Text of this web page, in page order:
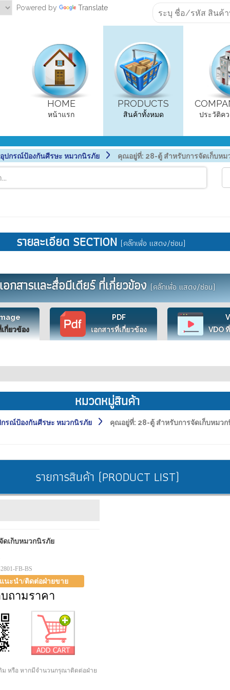
Powered by Translate
HOME
หน้าแรก
PRODUCTS
สินค้าทั้งหมด ประวัติค
อุปกรณ์ป้องกันศีรษะ หมวกนิรภัย คุณอยู่ที่: 28-ตู้ สำหรับการจัดเก็บหม
รายละเอียด SECTION (คลิ๊กเพื่อ แสดง/ซ่อน)
เอกสารและสื่อมีเดียร์ ที่เกี่ยวข้อง(คลิ๊กเพื่อ แสดง/ซ่อน)
กี่ยวข้อง
PDF
เอกสารที่เกี่ยวข้อง
VDO
หมวดหมู่สินค้า
กรณ์ป้องกันศีรษะ หมวกนิรภัย คุณอยู่ที่: 28-ตู้ สำหรับการจัดเก็บหมว
รายการสินค้า (PRODUCT LIST)
ดเก็บหมวกนิรภัย
FB-BS
นะนำ/ติดต่อฝ่ายขาย
ถามราคา
ม หรือ หากมีจำนวนกรุณาติดต่อฝ่าย